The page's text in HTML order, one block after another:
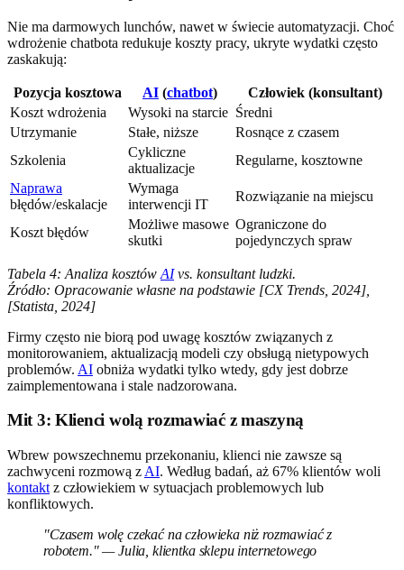
Nie ma darmowych lunchów, nawet w świecie automatyzacji. Choć
wdrożenie chatbota redukuje koszty pracy, ukryte wydatki często
zaskakują:
Pozycja kosztowa AI (chatbot)
Człowiek (konsultant)
Koszt wdrożenia
Wysoki na starcie Średni
Utrzymanie
Stałe, niższe
Rosnące z czasem
Szkolenia
Cykliczne
aktualizacje
Regularne, kosztowne
Naprawa
błędów/eskalacje
Wymaga
interwencji IT
Rozwiązanie na miejscu
Koszt błędów
Możliwe masowe
skutki
Ograniczone do
pojedynczych spraw
Tabela 4: Analiza kosztów AIvs. konsultant ludzki.
Źródło: Opracowanie własne na podstawie [CX Trends, 2024],
[Statista, 2024]
Firmy często nie biorą pod uwagę kosztów związanych z
monitorowaniem, aktualizacją modeli czy obsługą nietypowych
problemów. AI obniża wydatki tylko wtedy, gdy jest dobrze
zaimplementowana i stale nadzorowana.
Mit 3: Klienci wolą rozmawiać z maszyną
Wbrew powszechnemu przekonaniu, klienci nie zawsze są
zachwyceni rozmową z AI. Według badań, aż 67% klientów woli
kontakt z człowiekiem w sytuacjach problemowych lub
konfliktowych.
"Czasem wolę czekać na człowieka niż rozmawiać z
robotem." — Julia, klientka sklepu internetowego